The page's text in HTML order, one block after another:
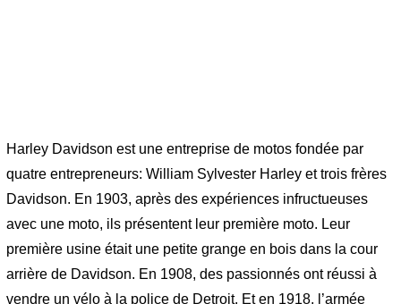
Harley Davidson est une entreprise de motos fondée par
quatre entrepreneurs: William Sylvester Harley et trois frères
Davidson. En 1903, après des expériences infructueuses
avec une moto, ils présentent leur première moto. Leur
première usine était une petite grange en bois dans la cour
arrière de Davidson. En 1908, des passionnés ont réussi à
vendre un vélo à la police de Detroit. Et en 1918, l’armée